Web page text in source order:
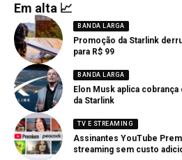
Em alta 📈
BANDA LARGA
Promoção da Starlink
para R$ 99
BANDA LARGA
Elon Musk aplica
da Starlink
TV E STREAMING
Assinantes YouTube
streaming sem custo